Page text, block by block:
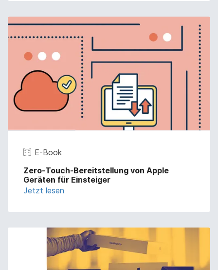
E-Book
Zero-Touch-Bereitstellung von Apple
Geräten für Einsteiger
Jetzt lesen